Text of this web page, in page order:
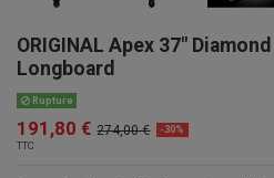
ORIGINAL Apex 37"
Longboard
Rupture
191,80 € 274,00 € -30%
TTC